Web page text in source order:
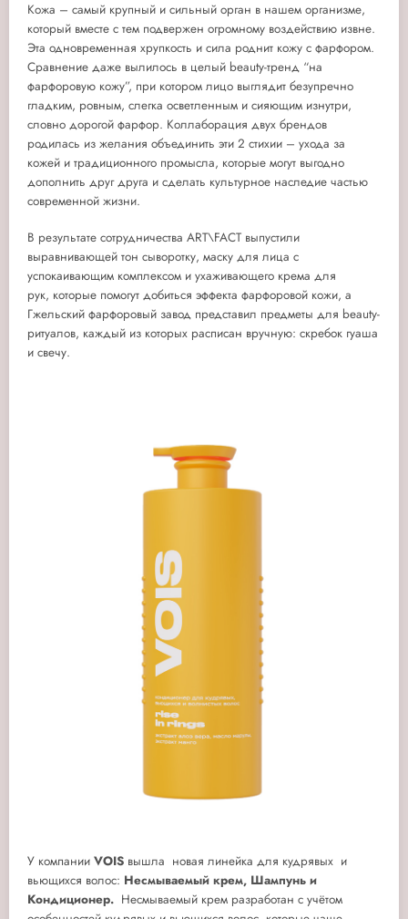
Кожа – самый крупный и сильный орган в нашем организме,
который вместе с тем подвержен огромному воздействию извне.
Эта одновременная хрупкость и сила роднит кожу с фарфором.
Сравнение даже вылилось в целый beauty-тренд “на
фарфоровую кожу”, при котором лицо выглядит безупречно
гладким, ровным, слегка осветленным и сияющим изнутри,
словно дорогой фарфор. Коллаборация двух брендов
родилась из желания объединить эти 2 стихии – ухода за
кожей и традиционного промысла, которые могут выгодно
дополнить друг друга и сделать культурное наследие частью
современной жизни.
В результате сотрудничества ART\FACT выпустили
выравнивающей тон сыворотку, маску для лица с
успокаивающим комплексом и ухаживающего крема для
рук, которые помогут добиться эффекта фарфоровой кожи, а
Гжельский фарфоровый завод представил предметы для beauty-
ритуалов, каждый из которых расписан вручную: скребок гуаша
и свечу.
У компании VOIS вышла новая линейка для кудрявых и
вьющихся волос: Несмываемый крем, Шампунь и
Кондиционер. Несмываемый крем разработан с учётом